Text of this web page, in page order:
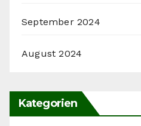
September 2024
August 2024
Kategorien